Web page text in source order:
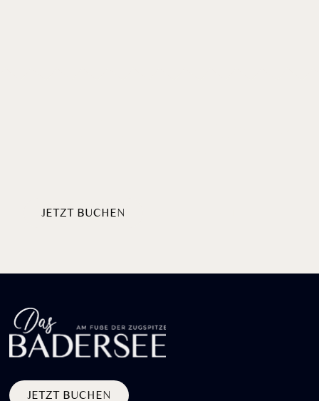
JETZT BUCHEN
JETZT BUCHEN